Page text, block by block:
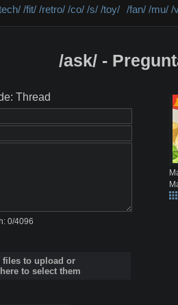
/fit/ /retro/ /co/ /s/ /toy/ /fan/ /mu/ /
/ask/ -
Thread
0/4096
files to upload or
to select them